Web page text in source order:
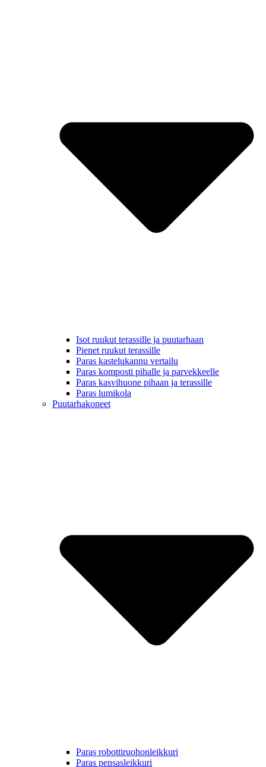
Isot ruukut terassille ja puutarhaan
Pienet ruukut terassille
Paras kastelukannu vertailu
Paras komposti pihalle ja parvekkeelle
Paras kasvihuone pihaan ja terassille
Paras lumikola
Puutarhakoneet
Paras robottiruohonleikkuri
Paras pensasleikkuri